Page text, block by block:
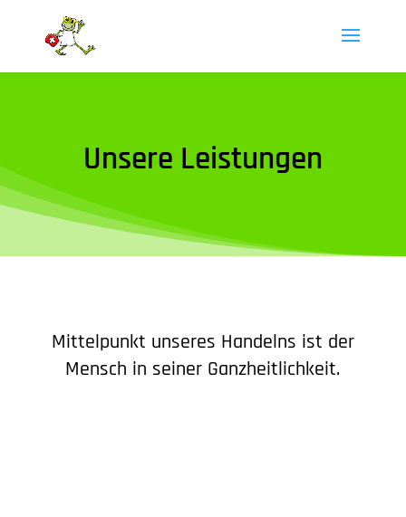
Unsere Leistungen
Mittelpunkt unseres Handelns ist der
Mensch in seiner Ganzheitlichkeit.